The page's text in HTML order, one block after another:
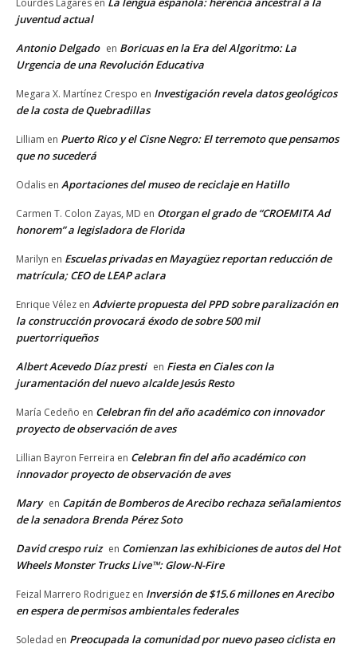
Lourdes Lagares en
juventud actual
Antonio Delgado en Boricuas en la Era del Algoritmo: La
Urgencia de una Revolución Educativa
Megara X. Martínez Crespo en Investigación revela datos geológicos
de la costa de Quebradillas
Lilliam en Puerto Rico y el Cisne Negro: El terremoto que pensamos
que no sucederá
Odalis en Aportaciones del museo de reciclaje en Hatillo
Carmen T. Colon Zayas, MD en Otorgan el grado de “CROEMITA Ad
honorem” a legisladora de Florida
Marilyn en Escuelas privadas en Mayagüez reportan reducción de
matrícula; CEO de LEAP aclara
Enrique Vélez en Advierte propuesta del PPD sobre paralización en
la construcción provocará éxodo de sobre 500 mil
puertorriqueños
Albert Acevedo Díaz presti en Fiesta en Ciales con la
juramentación del nuevo alcalde Jesús Resto
María Cedeño en Celebran fin del año académico con innovador
proyecto de observación de aves
Lillian Bayron Ferreira en Celebran fin del año académico con
innovador proyecto de observación de aves
Mary en Capitán de Bomberos de Arecibo rechaza señalamientos
de la senadora Brenda Pérez Soto
David crespo ruiz en Comienzan las exhibiciones de autos del Hot
Wheels Monster Trucks Live™: Glow-N-Fire
Feizal Marrero Rodriguez en Inversión de $15.6 millones en Arecibo
en espera de permisos ambientales federales
Soledad en Preocupada la comunidad por nuevo paseo ciclista en